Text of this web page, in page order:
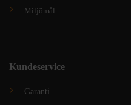
Miljömål
Kundeservice
Garanti